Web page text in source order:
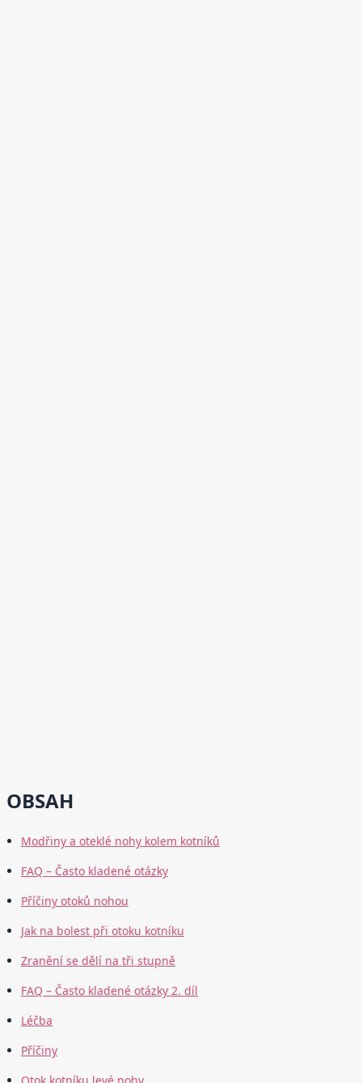
OBSAH
Modřiny a oteklé nohy kolem kotníků
FAQ – Často kladené otázky
Příčiny otoků nohou
Jak na bolest při otoku kotníku
Zranění se dělí na tři stupně
FAQ – Často kladené otázky 2. díl
Léčba
Příčiny